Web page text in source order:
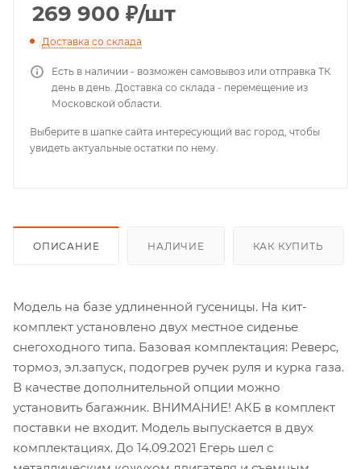
269 900 ₽/шт
Доставка со склада
Есть в наличии - возможен самовывоз или отправка ТК
день в день. Доставка со склада - перемещение из
Московской области.
Выберите в шапке сайта интересующий вас город, чтобы
увидеть актуальные остатки по нему.
ОПИСАНИЕ НАЛИЧИЕ КАК КУПИТЬ
Модель на базе удлиненной гусеницы. На кит-
комплект установлено двух местное сиденье
снегоходного типа. Базовая комплектация: Реверс,
тормоз, эл.запуск, подогрев ручек руля и курка газа.
В качестве дополнительной опции можно
установить багажник. ВНИМАНИЕ! АКБ в комплект
поставки не входит. Модель выпускается в двух
комплектациях. До 14.09.2021 Егерь шел с